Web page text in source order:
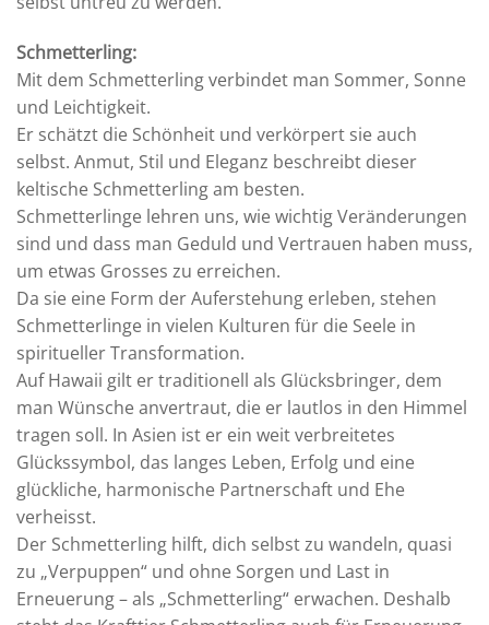
Schmetterling:
Mit dem Schmetterling verbindet man Sommer, Sonne
und Leichtigkeit.
Er schätzt die Schönheit und verkörpert sie auch
selbst. Anmut, Stil und Eleganz beschreibt dieser
keltische Schmetterling am besten.
Schmetterlinge lehren uns, wie wichtig Veränderungen
sind und dass man Geduld und Vertrauen haben muss,
um etwas Grosses zu erreichen.
Da sie eine Form der Auferstehung erleben, stehen
Schmetterlinge in vielen Kulturen für die Seele in
spiritueller Transformation.
Auf Hawaii gilt er traditionell als Glücksbringer, dem
man Wünsche anvertraut, die er lautlos in den Himmel
tragen soll. In Asien ist er ein weit verbreitetes
Glückssymbol, das langes Leben, Erfolg und eine
glückliche, harmonische Partnerschaft und Ehe
verheisst.
Der Schmetterling hilft, dich selbst zu wandeln, quasi
zu „Verpuppen“ und ohne Sorgen und Last in
Erneuerung – als „Schmetterling“ erwachen. Deshalb